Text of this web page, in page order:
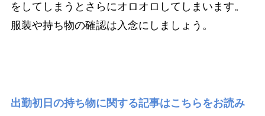
をしてしまうとさらにオロオロしてしまいます。
服装や持ち物の確認は入念にしましょう。
出勤初日の持ち物に関する記事はこちらをお読み